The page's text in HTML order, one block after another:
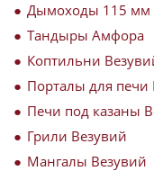
Дымоходы 115 мм
Тандыры Амфора
Коптильни
Порталы для печи
Печи под казаны
Грили Везувий
Мангалы Везувий